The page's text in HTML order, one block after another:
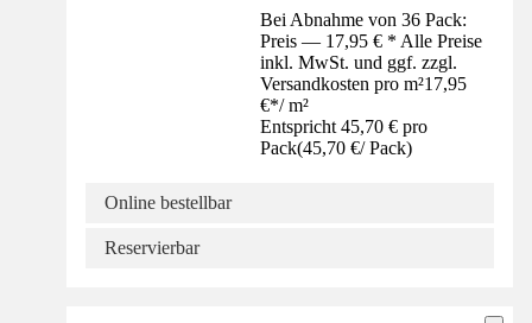
Bei Abnahme von 36 Pack:
Preis — 17,95 € * Alle Preise
inkl. MwSt. und ggf. zzgl.
Versandkosten pro m²17,95
€*/ m²
Entspricht 45,70 € pro
Pack(45,70 €/ Pack)
Online bestellbar
Reservierbar